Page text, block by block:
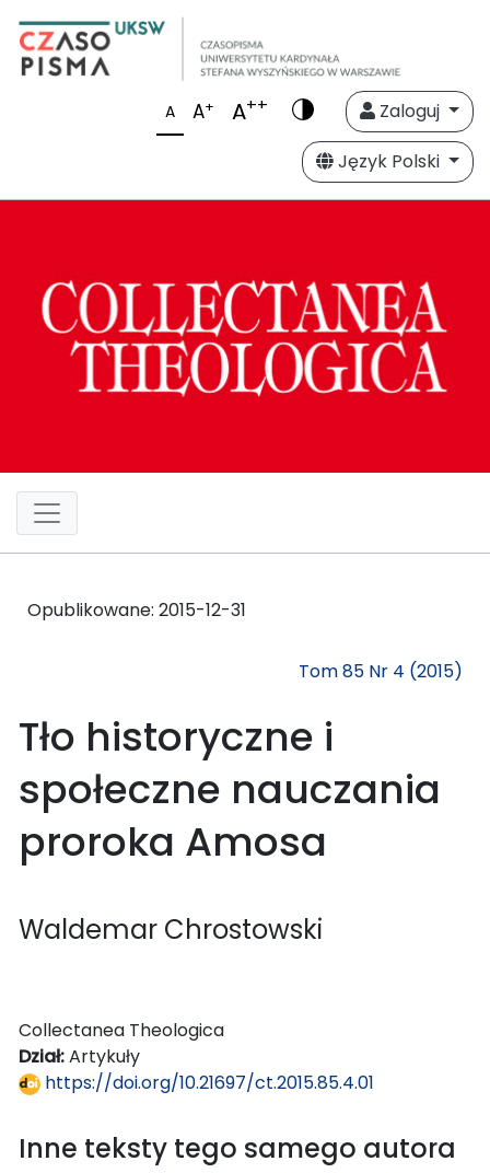
A A+ A++
Zaloguj
Język Polski
Opublikowane: 2015-12-31
Tom 85 Nr 4 (2015)
Tło historyczne i
społeczne nauczania
proroka Amosa
Waldemar Chrostowski
Collectanea Theologica
Dział:Artykuły
https://doi.org/10.21697/ct.2015.85.4.01
Inne teksty tego samego autora